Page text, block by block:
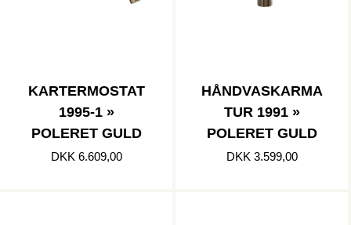
KARTERMOSTAT
1995-1 »
POLERET GULD
DKK 6.609,00
HÅNDVASKARMA
TUR 1991 »
POLERET GULD
DKK 3.599,00